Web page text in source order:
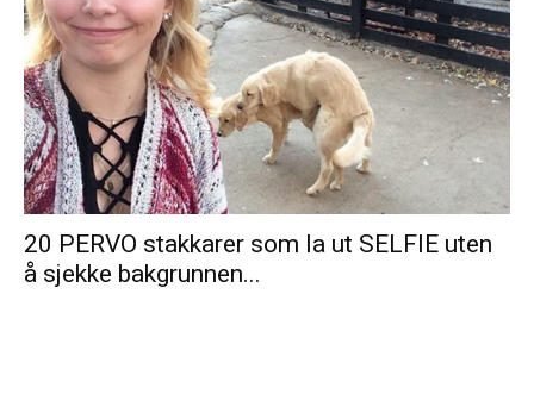
20 PERVO stakkarer som la ut SELFIE uten
å sjekke bakgrunnen...